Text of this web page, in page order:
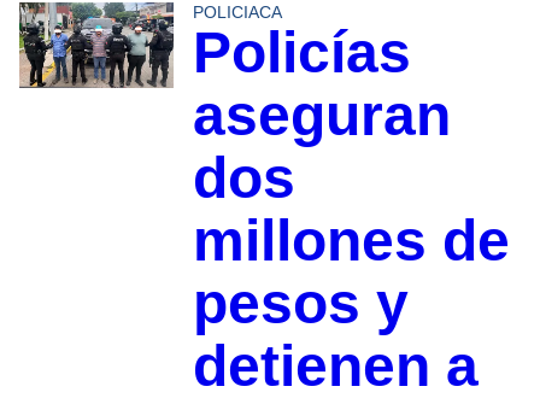
POLICIACA
Policías
aseguran
dos
millones de
pesos y
detienen a